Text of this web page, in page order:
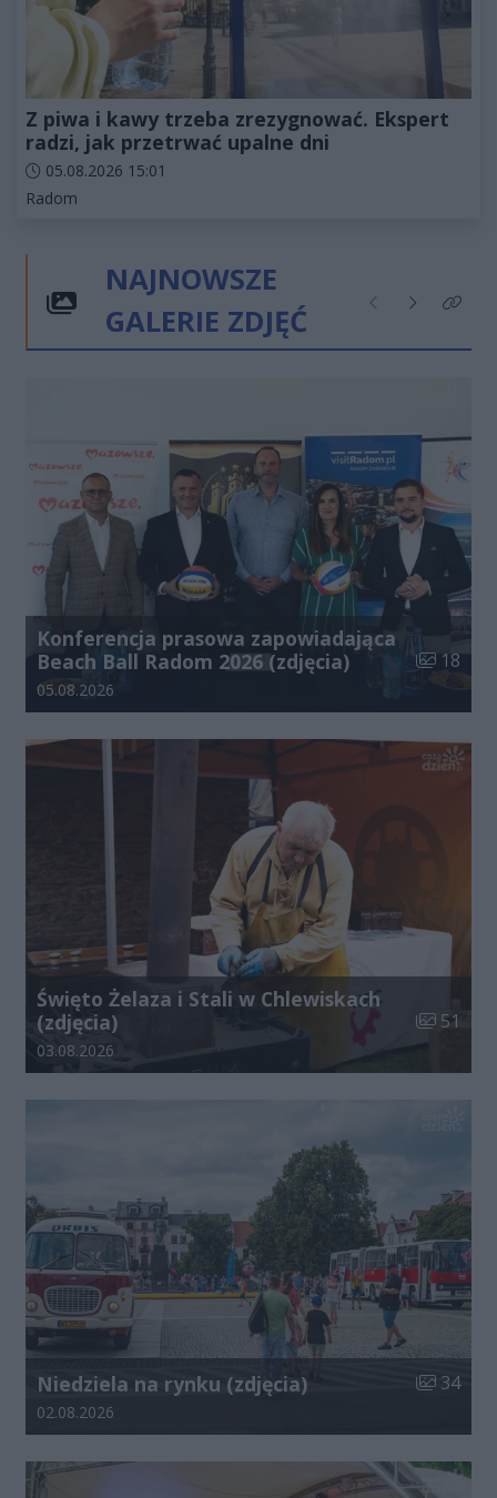
Z piwa i kawy trzeba zrezygnować. Ekspert
radzi, jak przetrwać upalne dni
Data dodania artykułu:
05.08.2026 15:01
Kategorie artykułu:
Radom
NAJNOWSZE
GALERIE ZDJĘĆ
Poprzednie
NastępneKliknij
Konferencja prasowa zapowiadająca
Beach Ball Radom 2026 (zdjęcia)
Liczba
18
Data dodania galerii:
05.08.2026
Święto Żelaza i Stali w Chlewiskach
(zdjęcia)
Liczba
51
Data dodania galerii:
03.08.2026
Niedziela na rynku (zdjęcia) Liczba
34
Data dodania galerii:
02.08.2026